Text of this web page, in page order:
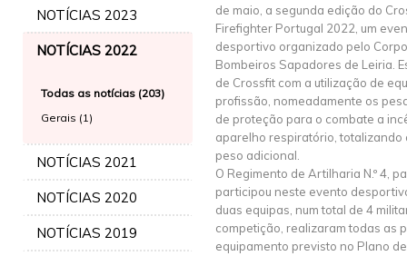
NOTÍCIAS 2023
NOTÍCIAS 2022
Todas as notícias (203)
Gerais (1)
NOTÍCIAS 2021
NOTÍCIAS 2020
NOTÍCIAS 2019
de maio, a segunda edição do
Firefighter Portugal 2022, um
desportivo organizado pelo
Bombeiros Sapadores de Leiria.
de Crossfit com a utilização de
profissão, nomeadamente os
de proteção para o combate a
aparelho respiratório,
peso adicional.
O Regimento de Artilharia N.º 4,
participou neste evento
duas equipas, num total de 4
competição, realizaram todas as
equipamento previsto no Plano